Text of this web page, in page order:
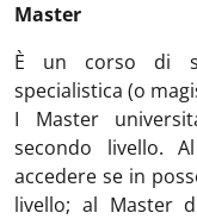
Master
È un corso di
specialistica (o
I Master
secondo livello.
accedere se in
livello; al Master